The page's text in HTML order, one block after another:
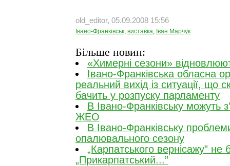
old_editor, 05.09.2008 15:56
Івано-Франківськ, виставка, Іван Марчук
Більше новин:
«Химерні сезони»
Івано-Франківська обласна
реальний вихід із ситуації, що
бачить у розпуску парламенту
В Івано-Франківську можуть
ЖЕО
В Івано-Франківську
опалювального сезону
„Карпатського вернісажу” не
„Прикарпатський...”